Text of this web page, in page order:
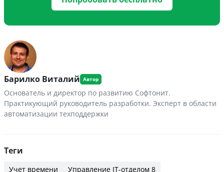
Барилко Виталий
Основатель и директор по развитию Софтонит.
Практикующий руководитель разработки. Эксперт в области
автоматизации техподдержки
Теги
Учет времени Управление IT-отделом 8